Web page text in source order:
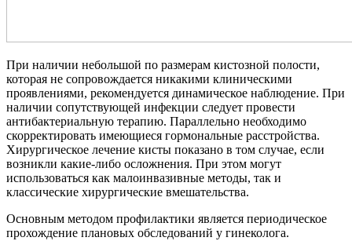
При наличии небольшой по размерам кистозной полости,
которая не сопровождается никакими клиническими
проявлениями, рекомендуется динамическое наблюдение. При
наличии сопутствующей инфекции следует провести
антибактериальную терапию. Параллельно необходимо
скорректировать имеющиеся гормональные расстройства.
Хирургическое лечение кисты показано в том случае, если
возникли какие-либо осложнения. При этом могут
использоваться как малоинвазивные методы, так и
классические хирургические вмешательства.
Основным методом профилактики является периодическое
прохождение плановых обследований у гинеколога.